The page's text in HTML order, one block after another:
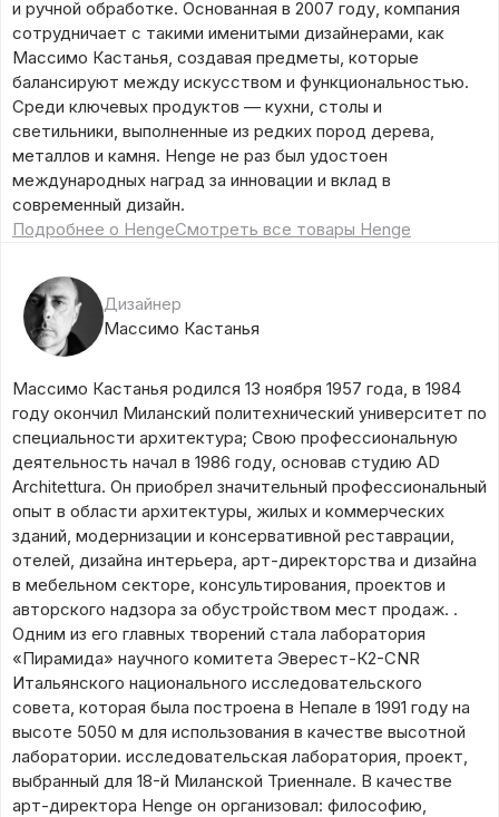
и ручной обработке. Основанная в 2007 году, компания
сотрудничает с такими именитыми дизайнерами, как
Массимо Кастанья, создавая предметы, которые
балансируют между искусством и функциональностью.
Среди ключевых продуктов — кухни, столы и
светильники, выполненные из редких пород дерева,
металлов и камня. Henge не раз был удостоен
международных наград за инновации и вклад в
современный дизайн.
Подробнее о HengeСмотреть все товары Henge
Дизайнер
Массимо Кастанья
Массимо Кастанья родился 13 ноября 1957 года, в 1984
году окончил Миланский политехнический университет по
специальности архитектура; Свою профессиональную
деятельность начал в 1986 году, основав студию AD
Architettura. Он приобрел значительный профессиональный
опыт в области архитектуры, жилых и коммерческих
зданий, модернизации и консервативной реставрации,
отелей, дизайна интерьера, арт-директорства и дизайна
в мебельном секторе, консультирования, проектов и
авторского надзора за обустройством мест продаж. .
Одним из его главных творений стала лаборатория
«Пирамида» научного комитета Эверест-К2-CNR
Итальянского национального исследовательского
совета, которая была построена в Непале в 1991 году на
высоте 5050 м для использования в качестве высотной
лаборатории. исследовательская лаборатория, проект,
выбранный для 18-й Миланской Триеннале. В качестве
арт-директора Henge он организовал: философию,